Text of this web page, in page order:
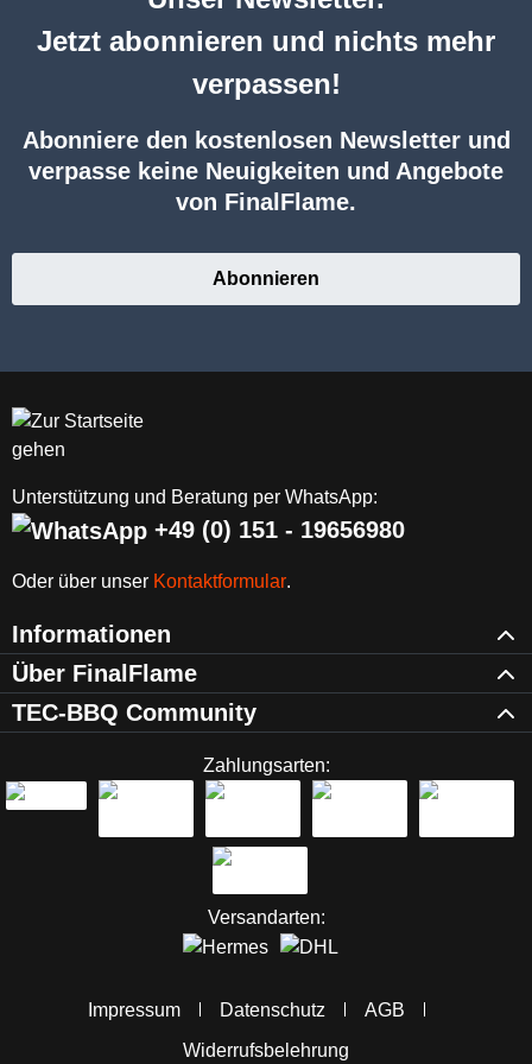
Jetzt abonnieren und nichts mehr
verpassen!
Abonniere den kostenlosen Newsletter und
verpasse keine Neuigkeiten und Angebote
von FinalFlame.
Abonnieren
Unterstützung und Beratung per WhatsApp:
+49 (0) 151 - 19656980
Oder über unser Kontaktformular.
Informationen
Über FinalFlame
TEC-BBQ Community
Zahlungsarten:
Versandarten:
Impressum Datenschutz
AGB
Widerrufsbelehrung